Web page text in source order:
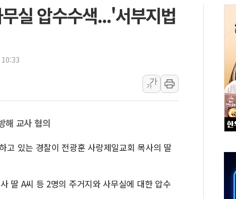
李대통령, 'ISA·주가누르기 방지법' 전면 재검토 지시
'호우 특보' 경북 울진 시간당 20~30mm 강한 비...가뭄 해소될 듯
10월 보완수사권 폐지·공소청 출범…피해자들 '범죄 사각지대' 우려
한상협, 업계 개인정보 보안 새판 짠다…'자율규제단체' 타진
민주당, 오늘 제주·인천 경선 발표...김민석 '재역전' vs 정청래 '격차 확대'
뉴욕증시, 고용 쇼크에 금리 인상 우려 후퇴…S&P500 최고치
트럼프, 쿡 연준 이사 해임 재추진…"26일까지 의혹 소명" 요구
유럽증시, 美 고용 예상 밖 부진에 연준 금리 인상 가능성 낮아지며 상승…
실 압수수색...'서부지법
가
가
해 교사 혐의
고 있는 경찰이 전광훈 사랑제일교회 목사의 딸
딸 A씨 등 2명의 주거지와 사무실에 대한 압수